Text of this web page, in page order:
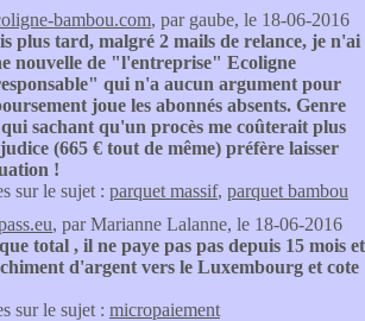
bambou.com, par gaube, le 18-06-2016
plus tard, malgré 2 mails de relance, je n'ai
nouvelle de "l'entreprise" Ecoligne
qui n'a aucun argument pour
joue les abonnés absents. Genre
sachant qu'un procès me coûterait plus
(665 € tout de même) préfère laisser
!
sur le sujet : parquet massif, parquet bambou
, par Marianne Lalanne, le 18-06-2016
total , il ne paye pas pas depuis 15 mois et
d'argent vers le Luxembourg et cote
sur le sujet : micropaiement